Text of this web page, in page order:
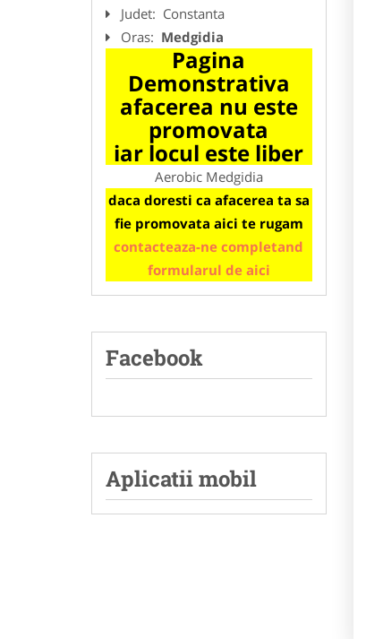
Judet: Constanta
Oras: Medgidia
Pagina
Demonstrativa
afacerea nu este
promovata
iar locul este liber
Aerobic Medgidia
daca doresti ca afacerea ta sa
fie promovata aici te rugam
contacteaza-ne completand
formularul de aici
Facebook
Aplicatii mobil